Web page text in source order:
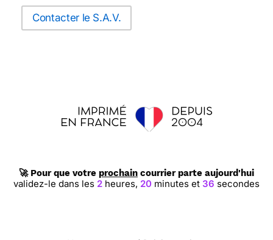
Contacter le S.A.V.
🚀 Pour que votre prochain courrier parte aujourd'hui
validez-le dans les 2 heures, 20 minutes et35 secondes